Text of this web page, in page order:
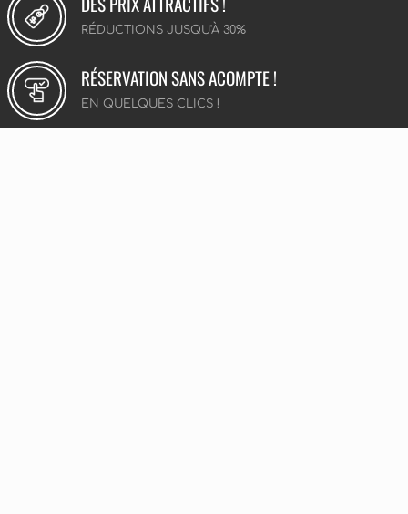
RÉDUCTIONS JUSQU'À 30%
RÉSERVATION SANS ACOMPTE !
EN QUELQUES CLICS !